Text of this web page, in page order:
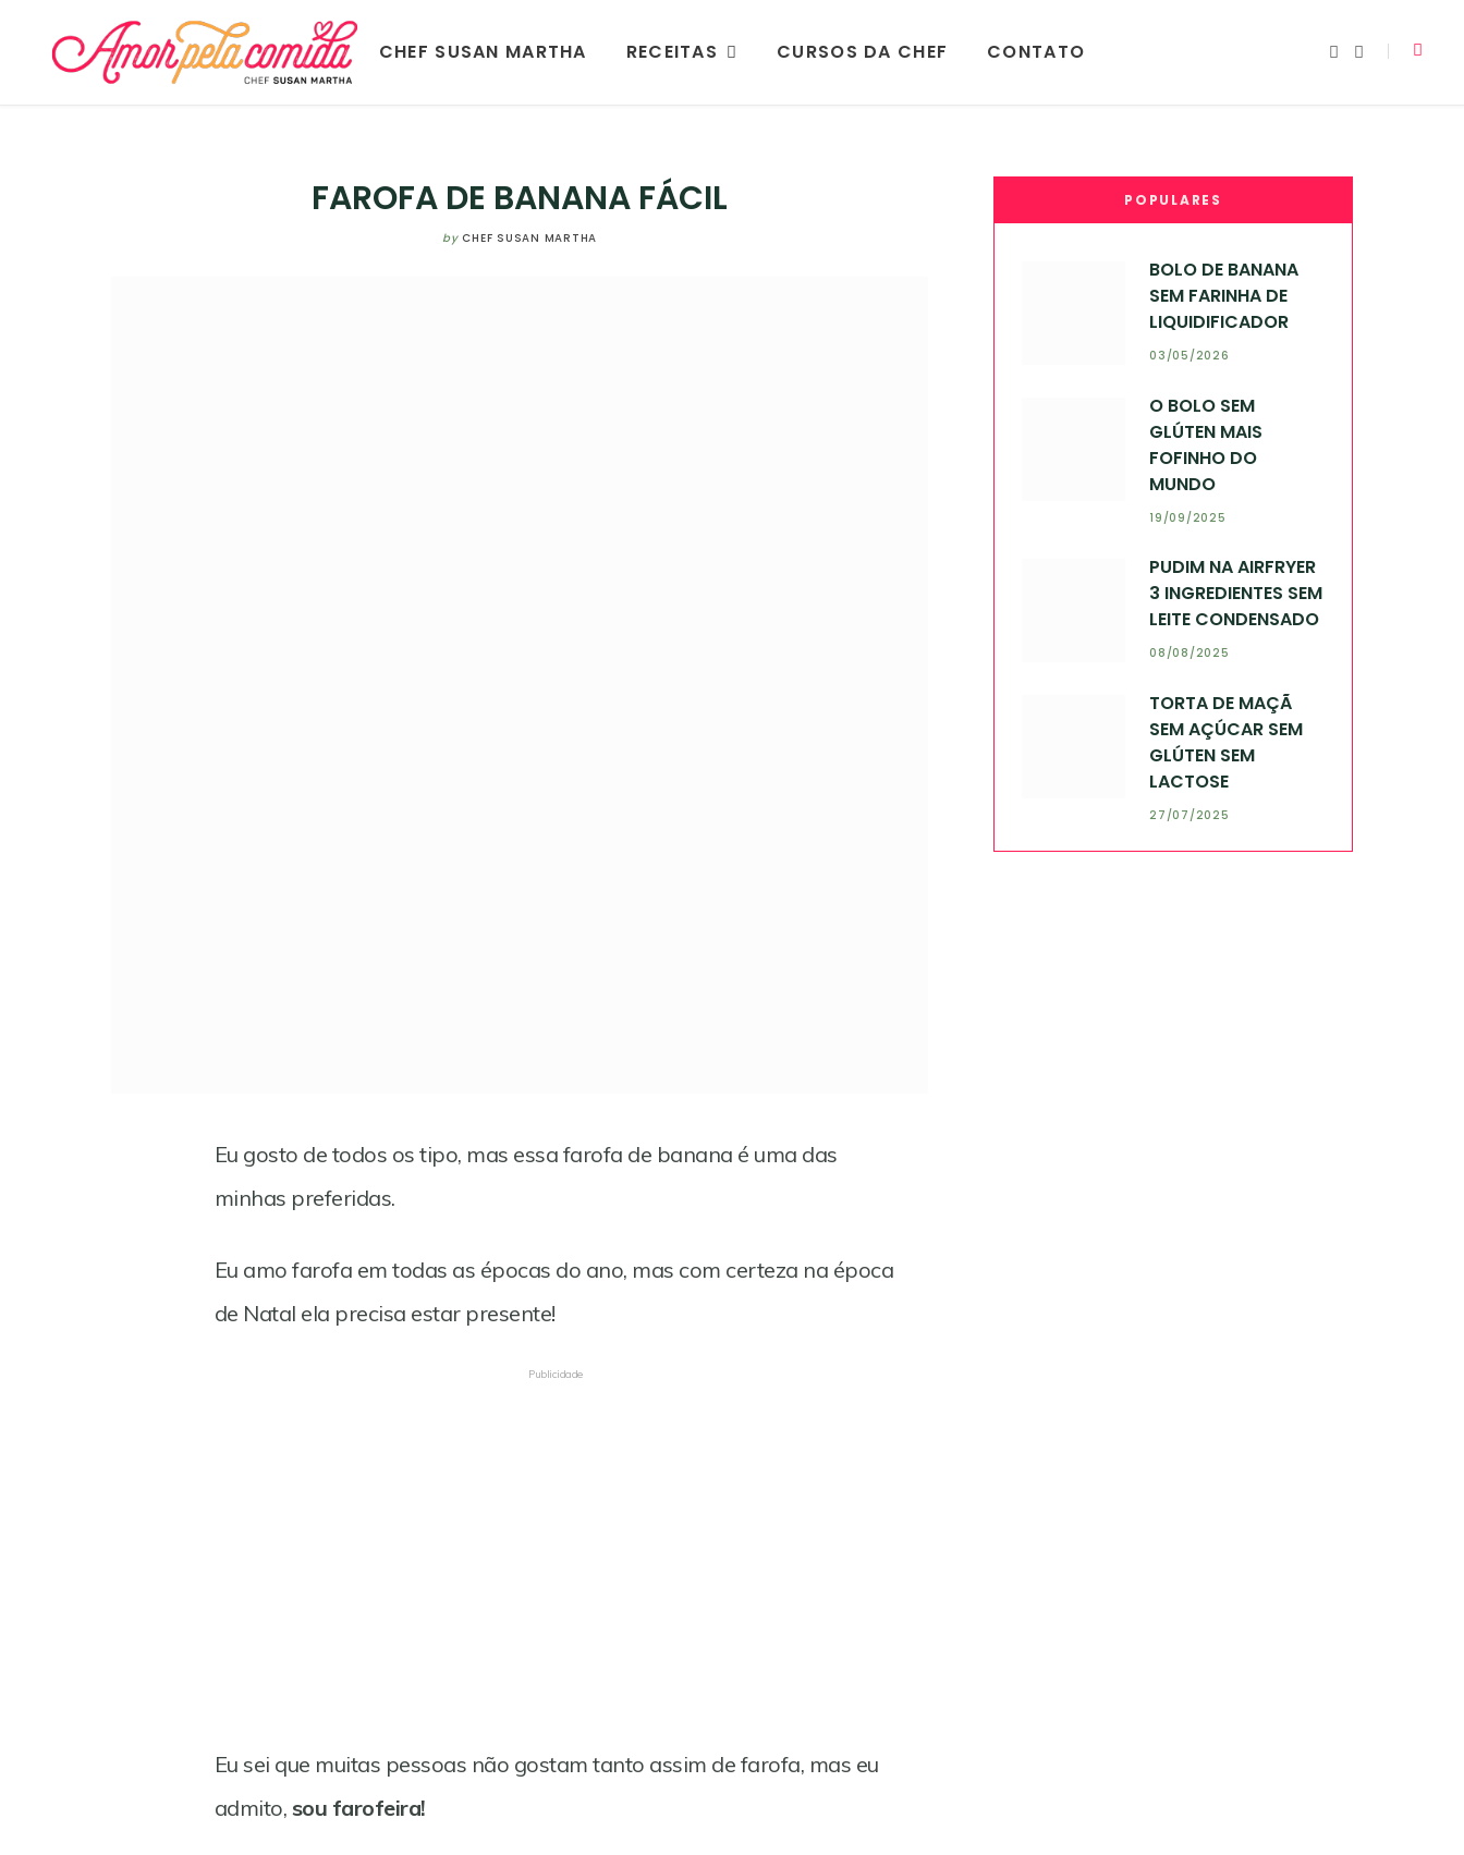
CHEF SUSAN MARTHA RECEITAS CURSOS DA CHEF CONTATO
m
FAROFA DE BANANA FÁCIL
by CHEF SUSAN MARTHA
Eu gosto de todos os tipo, mas essa farofa de banana é uma das
minhas preferidas.
Eu amo farofa em todas as épocas do ano, mas com certeza na época
de Natal ela precisa estar presente!
Publicidade
Eu sei que muitas pessoas não gostam tanto assim de farofa, mas eu
admito, sou farofeira!
POPULARES
BOLO DE BANANA
SEM FARINHA DE
LIQUIDIFICADOR
03/05/2026
O BOLO SEM
GLÚTEN MAIS
FOFINHO DO
MUNDO
19/09/2025
PUDIM NA AIRFRYER
3 INGREDIENTES SEM
LEITE CONDENSADO
08/08/2025
TORTA DE MAÇÃ
SEM AÇÚCAR SEM
GLÚTEN SEM
LACTOSE
27/07/2025